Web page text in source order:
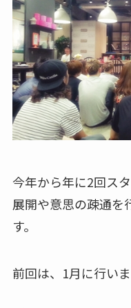
今年から年に2回ス
展開や意思の疎通を
す。
前回は、1月に行いま